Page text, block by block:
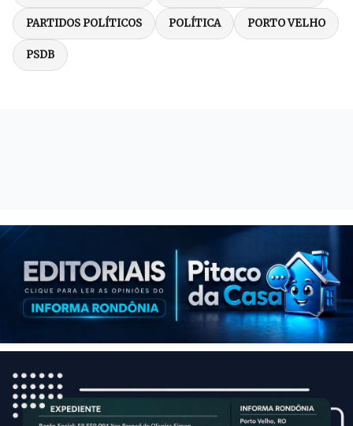
PARTIDOS POLÍTICOS POLÍTICA PORTO VELHO
PSDB